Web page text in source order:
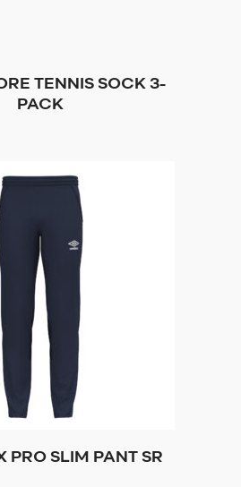
TENNIS SOCK 3-
PACK
PRO SLIM PANT SR